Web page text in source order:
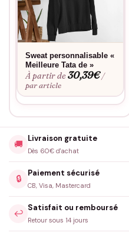
Sweat personnalisable «
Meilleure Tata de »
À partir de30,39€ /
par article
🚚
Livraison gratuite
Dès 60€ d'achat
🔒
Paiement sécurisé
CB, Visa, Mastercard
↩️
Satisfait ou remboursé
Retour sous 14 jours